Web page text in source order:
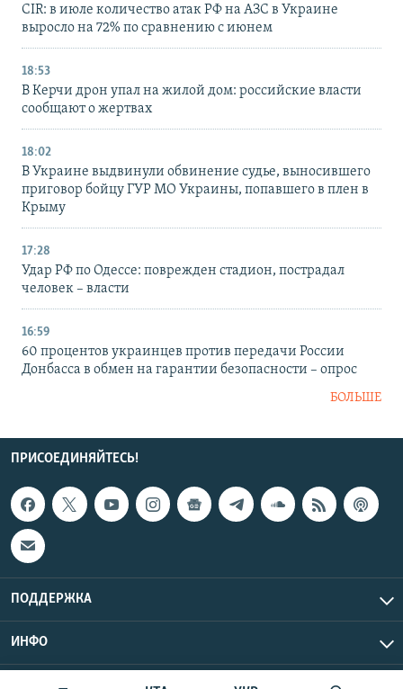
CIR: в июле количество атак РФ на АЗС в Украине
выросло на 72% по сравнению с июнем
18:53
В Керчи дрон упал на жилой дом: российские власти
сообщают о жертвах
18:02
В Украине выдвинули обвинение судье, выносившего
приговор бойцу ГУР МО Украины, попавшего в плен в
Крыму
17:28
Удар РФ по Одессе: поврежден стадион, пострадал
человек – власти
16:59
60 процентов украинцев против передачи России
Донбасса в обмен на гарантии безопасности – опрос
БОЛЬШЕ
ПРИСОЕДИНЯЙТЕСЬ!
ПОДДЕРЖКА
ИНФО